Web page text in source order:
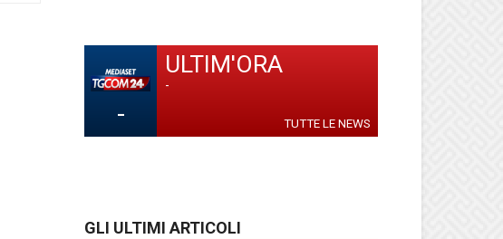
-
ULTIM'ORA
-
TUTTE LE NEWS
GLI ULTIMI ARTICOLI